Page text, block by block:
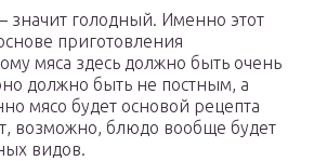
значит голодный. Именно этот
приготовления
мяса здесь должно быть очень
должно быть не постным, а
мясо будет основой рецепта
возможно, блюдо вообще будет
видов.